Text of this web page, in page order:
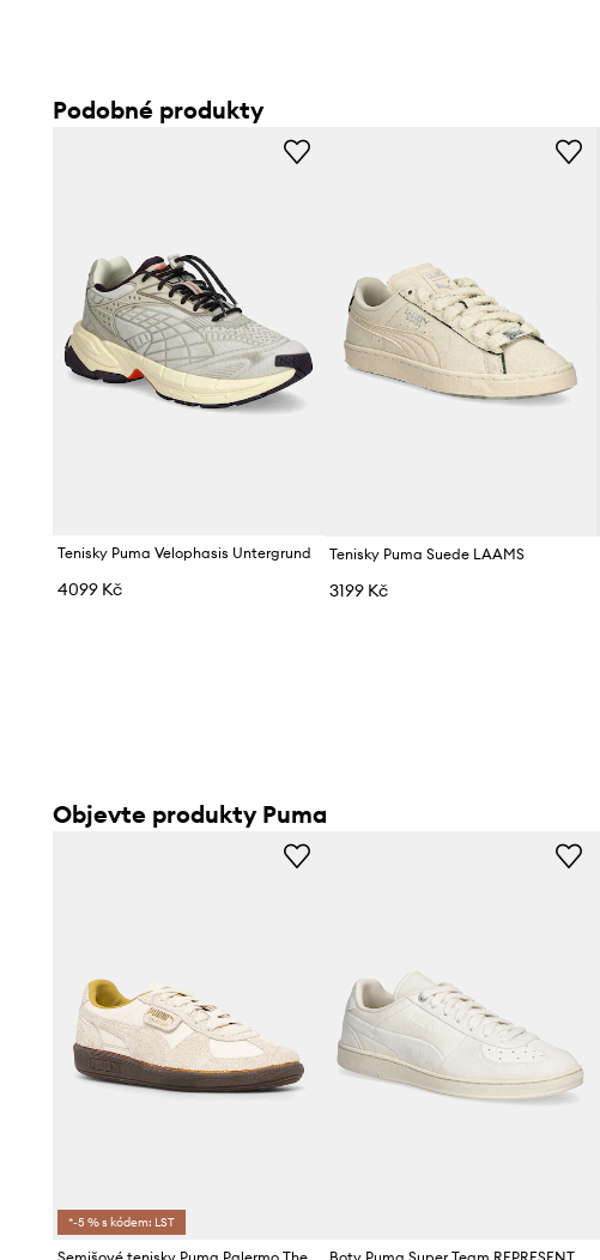
Podobné produkty
Tenisky Puma Velophasis Untergrund
4099 Kč
Tenisky Puma Suede LAAMS
3199 Kč
Objevte produkty Puma
*-5 % s kódem: LST